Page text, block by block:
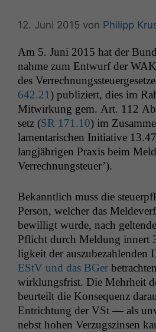
12. Juni 2015 von Philipp
Am 5. Juni 2015 hat der
nahme zum Entwurf der WAK
des
642.21) pub­liziert, dies im
Mitwirkung gem. Art. 112
setz (SR 171.10) im
la­men­tarischen Ini­tia­tive
langjähri­gen Prax­is beim
Verrechnungsteuer’).
Bekan­ntlich muss die
Per­son, welch­er das
bewil­ligt wurde, nach
Pflicht durch Mel­dung innert
ligkeit der auszubezahlen­den
EStV und das BGer
wirk­lungs­frist. Die Mehrheit
beurteilt die Kon­se­quenz
Entrich­tung der VSt — als
neb­st hohen Verzugszin­sen